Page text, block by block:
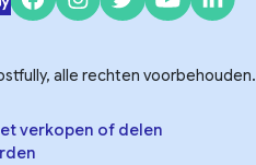
alle rechten voorbehouden.
verkopen of delen